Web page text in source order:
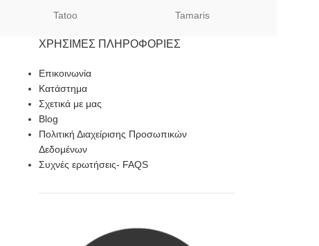
Tatoo Tamaris
ΧΡΉΣΙΜΕΣ ΠΛΗΡΟΦΟΡΊΕΣ
Επικοινωνία
Κατάστημα
Σχετικά με μας
Blog
Πολιτική Διαχείρισης Προσωπικών
Δεδομένων
Συχνές ερωτήσεις- FAQS